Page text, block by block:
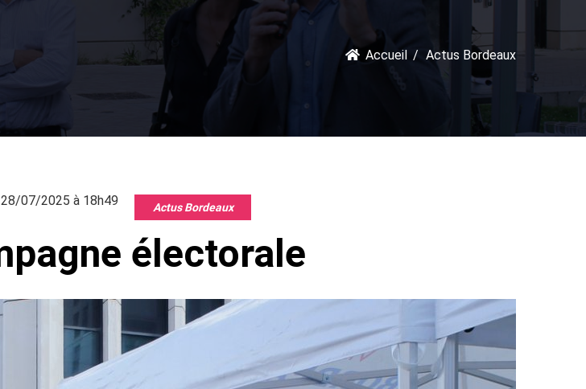
Accueil Actus Bordeaux
07/2025 à 18h49 Actus Bordeaux
électorale